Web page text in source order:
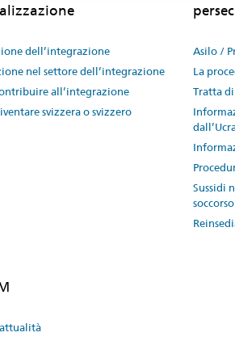
dell’integrazione
nel settore dell’integrazione
all’integrazione
svizzera o svizzero
Asilo /
La
Tratta
Sussidi